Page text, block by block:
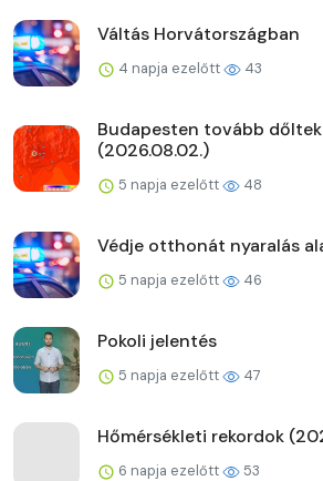
Váltás Horvátországban
4 napja ezelőtt 43
Budapesten tovább
(2026.08.02.)
5 napja ezelőtt 48
Védje otthonát nyaralás
5 napja ezelőtt 46
Pokoli jelentés
5 napja ezelőtt 47
Hőmérsékleti rekordok
6 napja ezelőtt 53